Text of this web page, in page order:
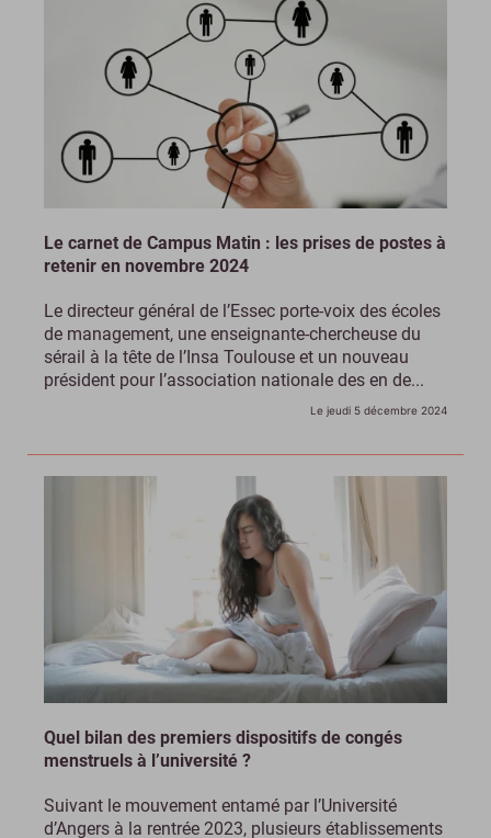
Le carnet de Campus Matin : les prises de postes à
retenir en novembre 2024
Le directeur général de l’Essec porte-voix des écoles
de management, une enseignante-chercheuse du
sérail à la tête de l’Insa Toulouse et un nouveau
président pour l’association nationale des en de...
Le jeudi 5 décembre 2024
Quel bilan des premiers dispositifs de congés
menstruels à l’université ?
Suivant le mouvement entamé par l’Université
d’Angers à la rentrée 2023, plusieurs établissements